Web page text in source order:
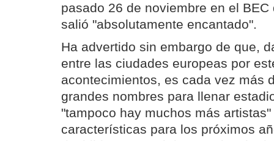
pasado 26 de noviembre en el
salió "absolutamente encantado".
Ha advertido sin embargo de que,
entre las ciudades europeas por
acontecimientos, es cada vez más
grandes nombres para llenar
"tampoco hay muchos más
características para los próximos